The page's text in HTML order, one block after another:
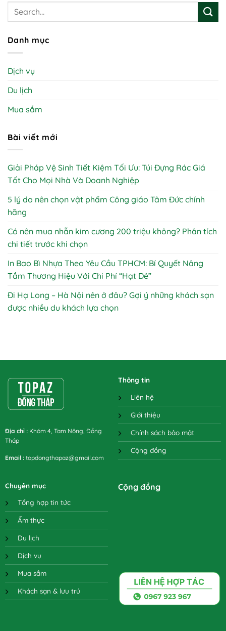
Danh mục
Dịch vụ
Du lịch
Mua sắm
Bài viết mới
Giải Pháp Vệ Sinh Tiết Kiệm Tối Ưu: Túi Đựng Rác Giá
Tốt Cho Mọi Nhà Và Doanh Nghiệp
5 lý do nên chọn vật phẩm Công giáo Tâm Đức chính
hãng
Có nên mua nhẫn kim cương 200 triệu không? Phân tích
chi tiết trước khi chọn
In Bao Bì Nhựa Theo Yêu Cầu TPHCM: Bí Quyết Nâng
Tầm Thương Hiệu Với Chi Phí “Hạt Dẻ”
Đi Hạ Long – Hà Nội nên ở đâu? Gợi ý những khách sạn
được nhiều du khách lựa chọn
Địa chỉ :Khóm 4, Tam Nông, Đồng
Tháp
Email : topdongthapaz@gmail.com
Thông tin
Liên hệ
Giới thiệu
Chính sách bảo mật
Cộng đồng
Chuyên mục
Tổng hợp tin tức
Ẩm thực
Du lịch
Dịch vụ
Mua sắm
Khách sạn & lưu trú
Cộng đồng